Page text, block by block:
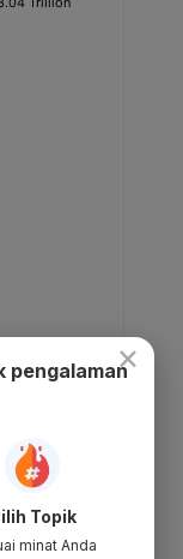
×
pengalaman
Topik
minat Anda